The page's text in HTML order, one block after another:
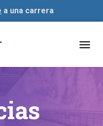
a una carrera